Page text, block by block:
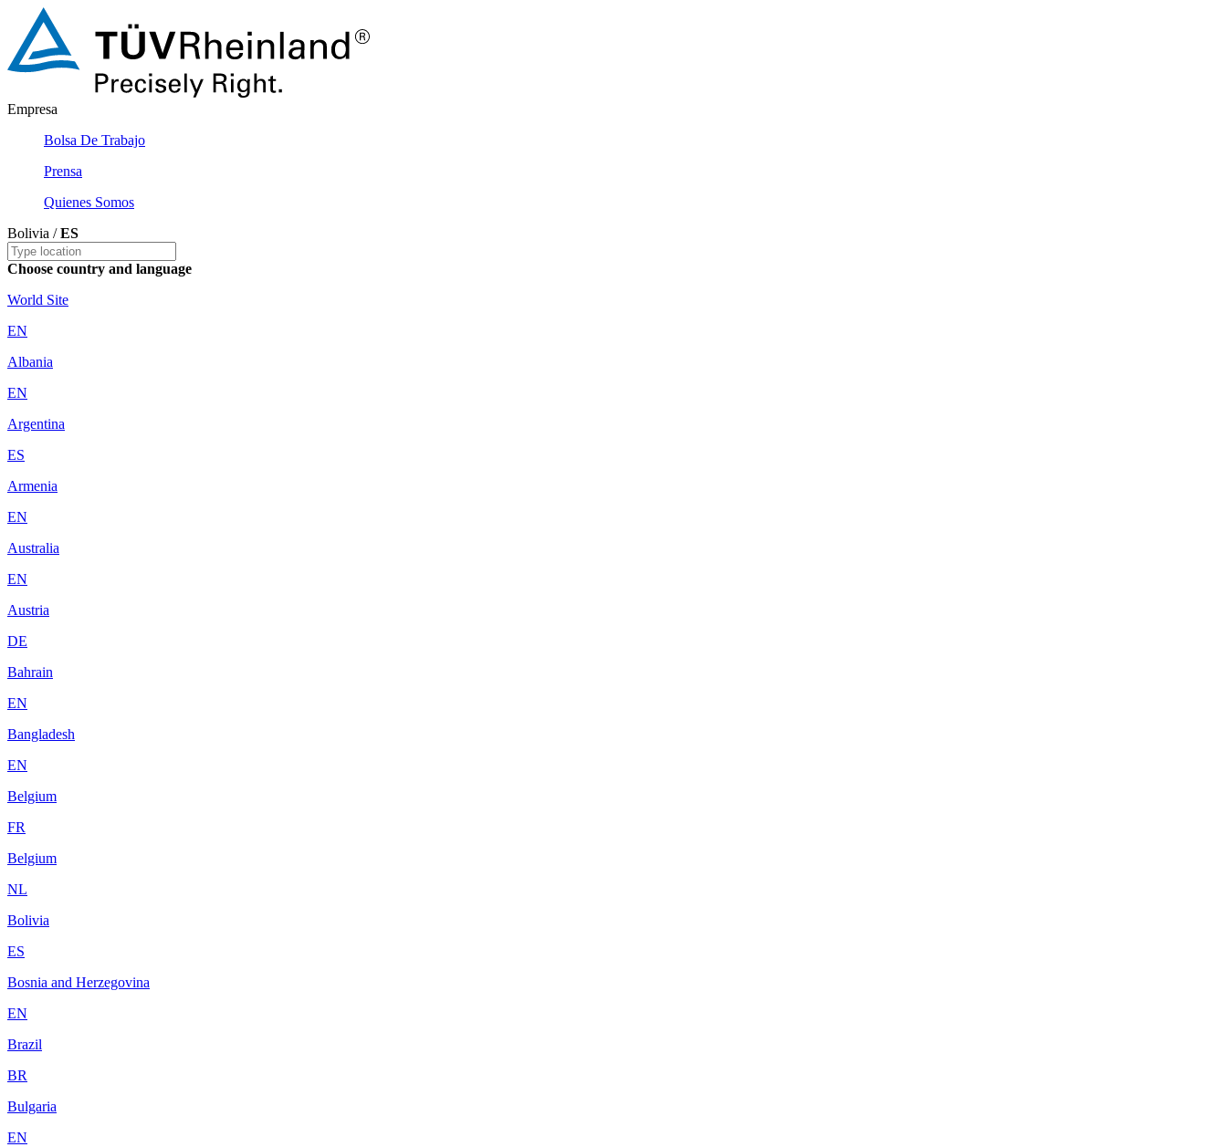
Empresa
Bolsa De Trabajo
Prensa
Quienes Somos
Bolivia /ES
Choose country and language
World Site
EN
Albania
EN
Argentina
ES
Armenia
EN
Australia
EN
Austria
DE
Bahrain
EN
Bangladesh
EN
Belgium
FR
Belgium
NL
Bolivia
ES
Bosnia and Herzegovina
EN
Brazil
BR
Bulgaria
EN